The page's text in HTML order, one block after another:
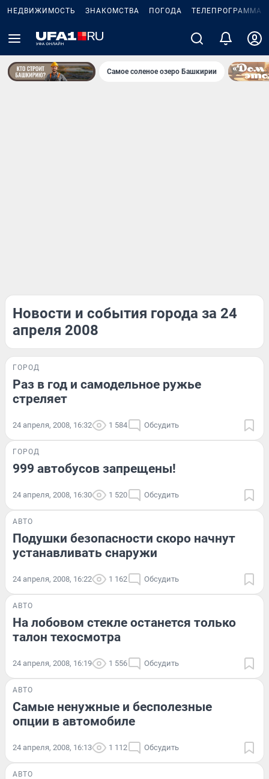
НЕДВИЖИМОСТЬ ЗНАКОМСТВА ПОГОДА ТЕЛЕПРОГРАММА
Самое соленое озеро Башкирии
Новости и события города за 24
апреля 2008
ГОРОД
Раз в год и самодельное ружье
стреляет
24 апреля, 2008, 16:32 1 584 Обсудить
ГОРОД
999 автобусов запрещены!
24 апреля, 2008, 16:30 1 520 Обсудить
АВТО
Подушки безопасности скоро начнут
устанавливать снаружи
24 апреля, 2008, 16:22 1 162 Обсудить
АВТО
На лобовом стекле останется только
талон техосмотра
24 апреля, 2008, 16:19 1 556 Обсудить
АВТО
Самые ненужные и бесполезные
опции в автомобиле
24 апреля, 2008, 16:13 1 112 Обсудить
АВТО